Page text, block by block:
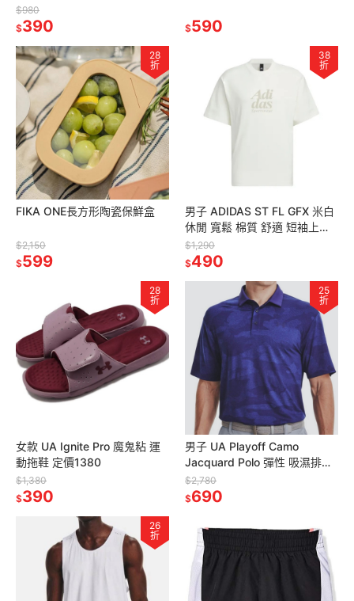
大 定價980
$980
$390 $590
28
折
FIKA ONE長方形陶瓷保鮮盒
$2,150
$599
38
折
男子 ADIDAS ST FL GFX 米白
休閒 寬鬆 棉質 舒適 短袖上衣
版型寬鬆 定價1290
$1,290
$490
28
折
女款 UA Ignite Pro 魔鬼粘 運
動拖鞋 定價1380
$1,380
$390
25
折
男子 UA Playoff Camo
Jacquard Polo 彈性 吸濕排汗
高爾夫 Polo衫
$2,780
$690
26
折